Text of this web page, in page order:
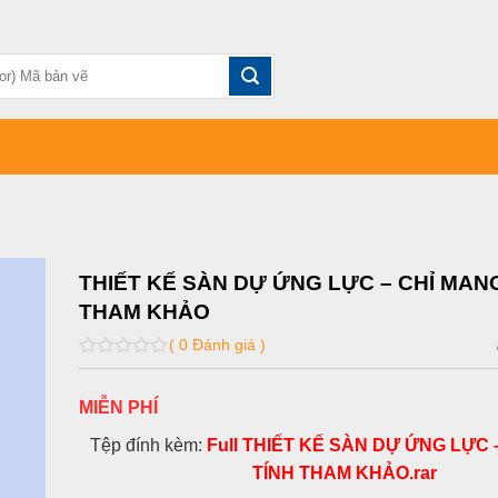
THIẾT KẾ SÀN DỰ ỨNG LỰC – CHỈ
THAM KHẢO
0
of
( 0 Đánh giá )
MIỄN PHÍ
Tệp đính kèm: Full THIẾT KẾ SÀN DỰ ỨNG LỰC
TÍNH THAM KHẢO.rar